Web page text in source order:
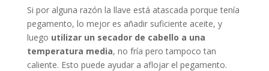
Si por alguna razón la llave está atascada porque tenía
pegamento, lo mejor es añadir suficiente aceite, y
luego utilizar un secador de cabello a una
temperatura media, no fría pero tampoco tan
caliente. Esto puede ayudar a aflojar el pegamento.